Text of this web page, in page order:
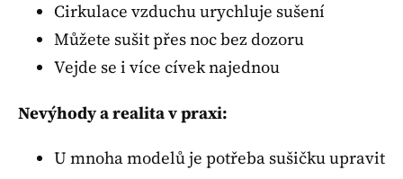
Cirkulace vzduchu urychluje sušení
Můžete sušit přes noc bez dozoru
Vejde se i více cívek najednou
Nevýhody a realita v praxi:
U mnoha modelů je potřeba sušičku upravit